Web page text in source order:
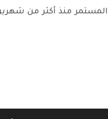
المستمر منذ أكثر من